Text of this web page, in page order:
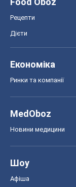
Рецепти
Дієти
Економіка
Ринки та компанії
MedOboz
Новини медицини
Шоу
Афіша